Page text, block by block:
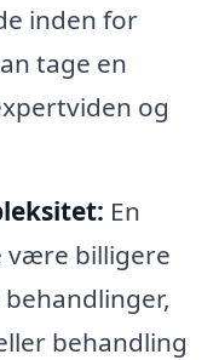
inden for
tage en
og
En
være billigere
behandling